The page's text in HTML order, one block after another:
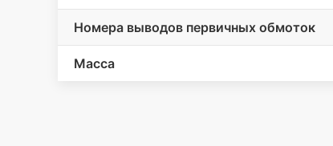
Номера выводов первичных обмоток
Масса